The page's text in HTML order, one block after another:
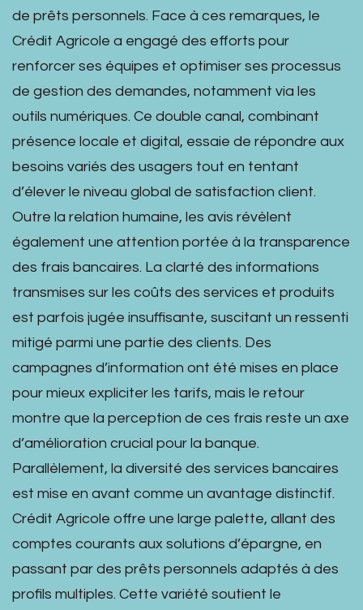
de prêts personnels. Face à ces remarques, le
Crédit Agricole a engagé des efforts pour
renforcer ses équipes et optimiser ses processus
de gestion des demandes, notamment via les
outils numériques. Ce double canal, combinant
présence locale et digital, essaie de répondre aux
besoins variés des usagers tout en tentant
d’élever le niveau global de satisfaction client.
Outre la relation humaine, les avis révèlent
également une attention portée à la transparence
des frais bancaires. La clarté des informations
transmises sur les coûts des services et produits
est parfois jugée insuffisante, suscitant un ressenti
mitigé parmi une partie des clients. Des
campagnes d’information ont été mises en place
pour mieux expliciter les tarifs, mais le retour
montre que la perception de ces frais reste un axe
d’amélioration crucial pour la banque.
Parallèlement, la diversité des services bancaires
est mise en avant comme un avantage distinctif.
Crédit Agricole offre une large palette, allant des
comptes courants aux solutions d’épargne, en
passant par des prêts personnels adaptés à des
profils multiples. Cette variété soutient le